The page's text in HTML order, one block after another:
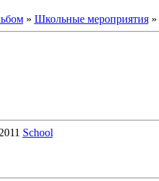
» Школьные мероприятия»
School